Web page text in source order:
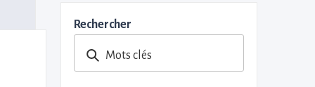
Rechercher
Mots clés